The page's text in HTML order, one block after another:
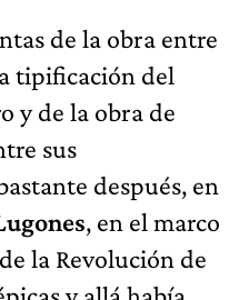
de la obra entre
tipificación del
y de la obra de
sus
después, en
, en el marco
la Revolución de